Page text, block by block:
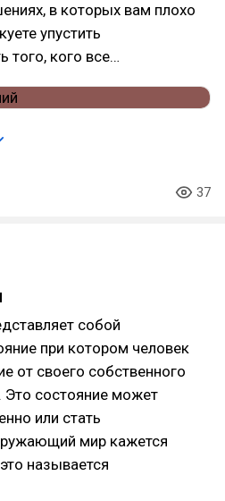
в которых вам плохо
упустить
того, кого все…
37
собой
при котором человек
от своего собственного
Это состояние может
или стать
мир кажется
называется